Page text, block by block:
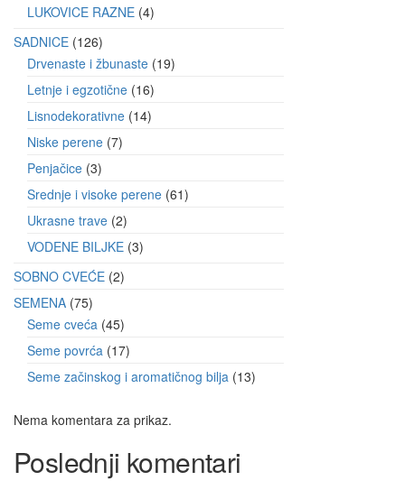
LUKOVICE RAZNE 4
SADNICE 126
Drvenaste i žbunaste 19
Letnje i egzotične 16
Lisnodekorativne 14
Niske perene 7
Penjačice 3
Srednje i visoke perene 61
Ukrasne trave 2
VODENE BILJKE 3
SOBNO CVEĆE 2
SEMENA 75
Seme cveća 45
Seme povrća 17
Seme začinskog i aromatičnog bilja 13
Nema komentara za prikaz.
Poslednji komentari